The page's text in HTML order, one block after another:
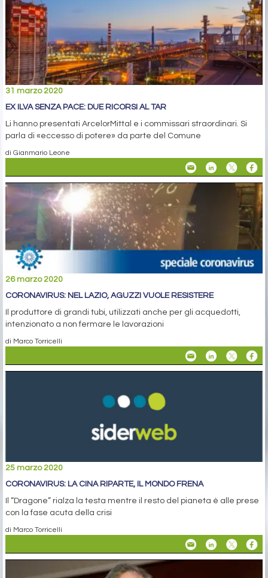
31 marzo 2020
EX ILVA SENZA PACE: DUE RICORSI AL TAR
Li hanno presentati ArcelorMittal e i commissari straordinari. Si
parla di «eccesso di potere» da parte del Comune
di Gianmario Leone
26 marzo 2020
CORONAVIRUS: NEL LAZIO, AGUZZI VUOLE RESISTERE
Il produttore di grandi tubi, utilizzati anche per gli acquedotti,
intenzionato a non fermare le lavorazioni
di Marco Torricelli
25 marzo 2020
CORONAVIRUS: LA CINA RIPARTE, IL MONDO FRENA
Il “Dragone” rialza la testa mentre il resto del pianeta è alle prese
con la fase acuta della crisi
di Marco Torricelli